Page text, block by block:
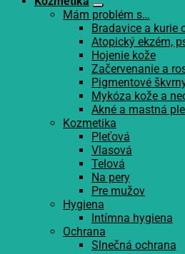
Mám problém s…
Bradavice a kurie
Atopický ekzém,
Hojenie kože
Začervenanie a
Pigmentové
Mykóza kože a
Akné a mastná
Kozmetika
Pleťová
Vlasová
Telová
Na pery
Pre mužov
Hygiena
Intímna hygiena
Ochrana
Slnečná ochrana